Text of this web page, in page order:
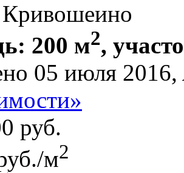
Кривошеино
200 м2,
05 июля 2016,
руб.
м2